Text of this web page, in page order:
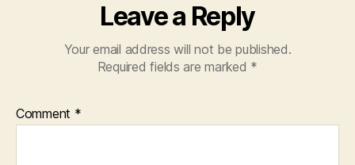
Leave a Reply
Your email address will not be published.
Required fields are marked *
Comment *